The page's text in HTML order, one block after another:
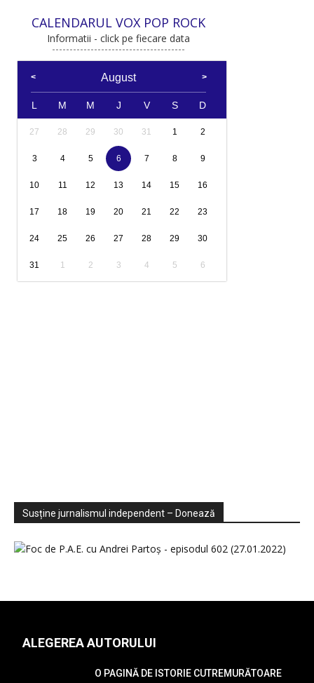
CALENDARUL VOX POP ROCK
Informatii - click pe fiecare data
August
L M M J V S D
27 28 29 30 31 1 2
3 4 5 6 7 8 9
10 11 12 13 14 15 16
17 18 19 20 21 22 23
24 25 26 27 28 29 30
31 1 2 3 4 5 6
Sondaje
Video
Susține jurnalismul independent – Donează
ALEGEREA AUTORULUI
O PAGINĂ DE ISTORIE CUTREMURĂTOARE